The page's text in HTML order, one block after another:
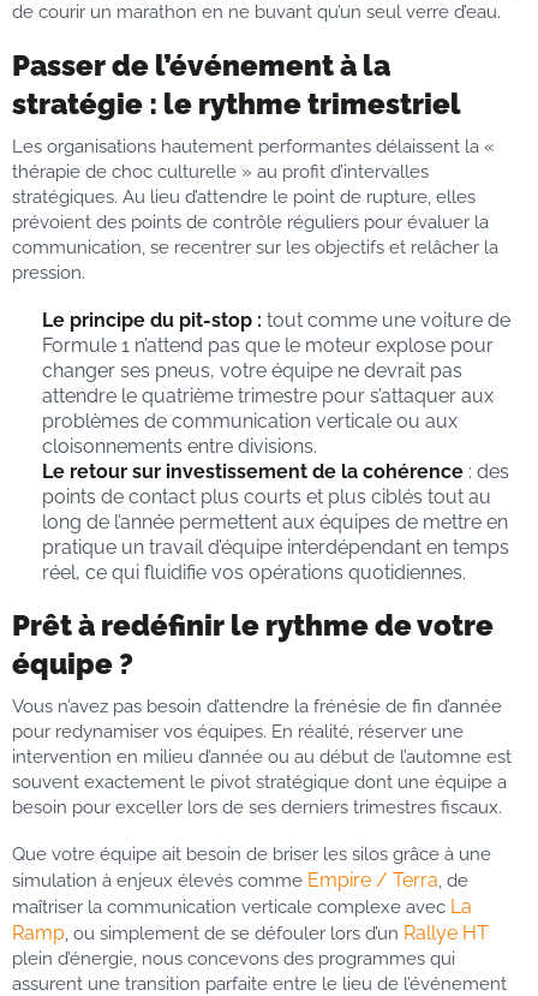
de courir un marathon en ne buvant qu’un seul verre d’eau.
Passer de l’événement à la
stratégie : le rythme trimestriel
Les organisations hautement performantes délaissent la «
thérapie de choc culturelle » au profit d’intervalles
stratégiques. Au lieu d’attendre le point de rupture, elles
prévoient des points de contrôle réguliers pour évaluer la
communication, se recentrer sur les objectifs et relâcher la
pression.
Le principe du pit-stop : tout comme une voiture de
Formule 1 n’attend pas que le moteur explose pour
changer ses pneus, votre équipe ne devrait pas
attendre le quatrième trimestre pour s’attaquer aux
problèmes de communication verticale ou aux
cloisonnements entre divisions.
Le retour sur investissement de la cohérence : des
points de contact plus courts et plus ciblés tout au
long de l’année permettent aux équipes de mettre en
pratique un travail d’équipe interdépendant en temps
réel, ce qui fluidifie vos opérations quotidiennes.
Prêt à redéfinir le rythme de votre
équipe ?
Vous n’avez pas besoin d’attendre la frénésie de fin d’année
pour redynamiser vos équipes. En réalité, réserver une
intervention en milieu d’année ou au début de l’automne est
souvent exactement le pivot stratégique dont une équipe a
besoin pour exceller lors de ses derniers trimestres fiscaux.
Que votre équipe ait besoin de briser les silos grâce à une
simulation à enjeux élevés comme Empire / Terra, de
maîtriser la communication verticale complexe avec La
Ramp, ou simplement de se défouler lors d’un Rallye HT
plein d’énergie, nous concevons des programmes qui
assurent une transition parfaite entre le lieu de l’événement